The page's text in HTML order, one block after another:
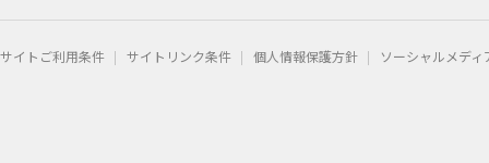
サイトご利用条件 サイトリンク条件 個人情報保護方針 ソーシャルメデ